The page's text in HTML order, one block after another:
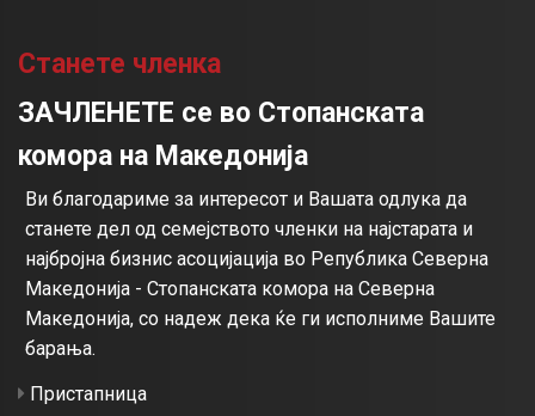
Станете членка
ЗАЧЛЕНЕТЕ се во Стопанската
комора на Македонија
Ви благодариме за интересот и Вашата одлука да
станете дел од семејството членки на најстарата и
најбројна бизнис асоцијација во Република Северна
Македонија - Стопанската комора на Северна
Македонија, со надеж дека ќе ги исполниме Вашите
барања.
Пристапница